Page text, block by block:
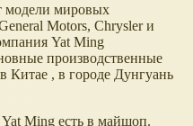
модели мировых
Motors, Chrysler и
Yat Ming
производственные
Китае , в городе Дунгуань
Ming есть в майшоп.